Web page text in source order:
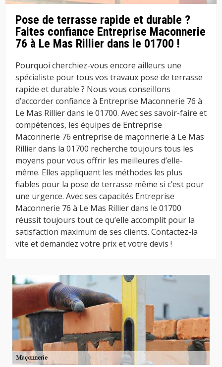
Pose de terrasse rapide et durable ?
Faites confiance Entreprise Maconnerie
76 à Le Mas Rillier dans le 01700 !
Pourquoi cherchiez-vous encore ailleurs une
spécialiste pour tous vos travaux pose de terrasse
rapide et durable ? Nous vous conseillons
d’accorder confiance à Entreprise Maconnerie 76 à
Le Mas Rillier dans le 01700. Avec ses savoir-faire et
compétences, les équipes de Entreprise
Maconnerie 76 entreprise de maçonnerie à Le Mas
Rillier dans la 01700 recherche toujours tous les
moyens pour vous offrir les meilleures d’elle-
même. Elles appliquent les méthodes les plus
fiables pour la pose de terrasse même si c’est pour
une urgence. Avec ses capacités Entreprise
Maconnerie 76 à Le Mas Rillier dans le 01700
réussit toujours tout ce qu’elle accomplit pour la
satisfaction maximum de ses clients. Contactez-la
vite et demandez votre prix et votre devis !